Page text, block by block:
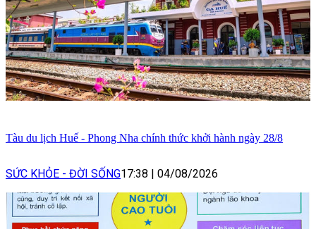
Tàu du lịch Huế - Phong Nha chính thức khởi hành ngày 28/8
SỨC KHỎE - ĐỜI SỐNG17:38 04/08/2026